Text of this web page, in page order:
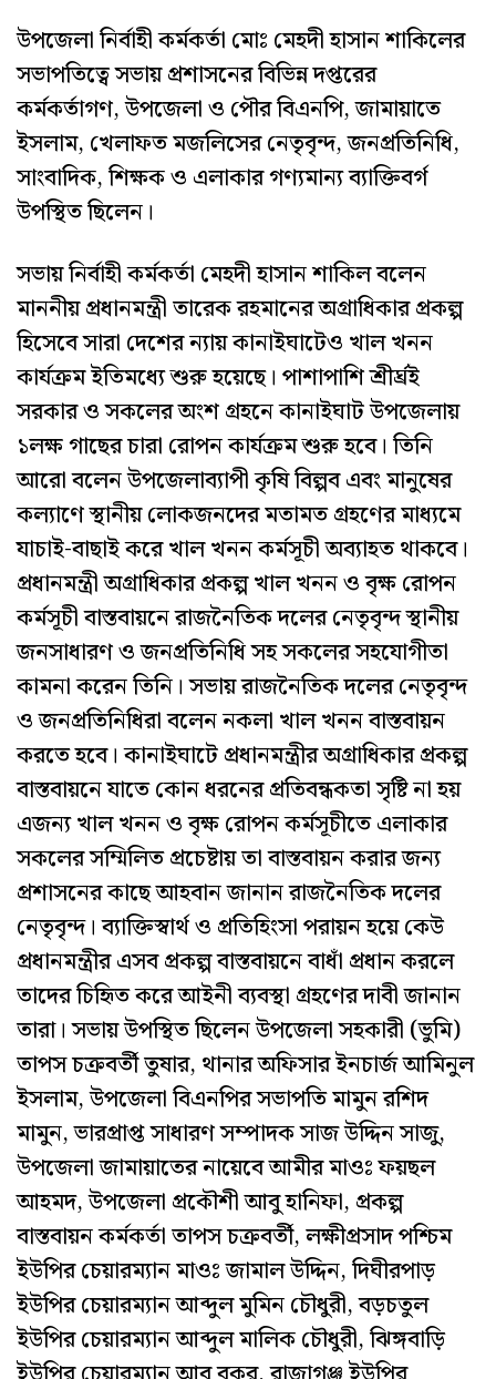
উপজেলা নির্বাহী কর্মকর্তা মোঃ মেহদী হাসান শাকিলের
সভাপতিত্বে সভায় প্রশাসনের বিভিন্ন দপ্তরের
কর্মকর্তাগণ, উপজেলা ও পৌর বিএনপি, জামায়াতে
ইসলাম, খেলাফত মজলিসের নেতৃবৃন্দ, জনপ্রতিনিধি,
সাংবাদিক, শিক্ষক ও এলাকার গণ্যমান্য ব্যাক্তিবর্গ
উপস্থিত ছিলেন।
সভায় নির্বাহী কর্মকর্তা মেহদী হাসান শাকিল বলেন
মাননীয় প্রধানমন্ত্রী তারেক রহমানের অগ্রাধিকার প্রকল্প
হিসেবে সারা দেশের ন্যায় কানাইঘাটেও খাল খনন
কার্যক্রম ইতিমধ্যে শুরু হয়েছে। পাশাপাশি শ্রীর্ঘ্রই
সরকার ও সকলের অংশ গ্রহনে কানাইঘাট উপজেলায়
১লক্ষ গাছের চারা রোপন কার্যক্রম শুরু হবে। তিনি
আরো বলেন উপজেলাব্যাপী কৃষি বিল্পব এবং মানুষের
কল্যাণে স্থানীয় লোকজনদের মতামত গ্রহণের মাধ্যমে
যাচাই-বাছাই করে খাল খনন কর্মসূচী অব্যাহত থাকবে।
প্রধানমন্ত্রী অগ্রাধিকার প্রকল্প খাল খনন ও বৃক্ষ রোপন
কর্মসূচী বাস্তবায়নে রাজনৈতিক দলের নেতৃবৃন্দ স্থানীয়
জনসাধারণ ও জনপ্রতিনিধি সহ সকলের সহযোগীতা
কামনা করেন তিনি। সভায় রাজনৈতিক দলের নেতৃবৃন্দ
ও জনপ্রতিনিধিরা বলেন নকলা খাল খনন বাস্তবায়ন
করতে হবে। কানাইঘাটে প্রধানমন্ত্রীর অগ্রাধিকার প্রকল্প
বাস্তবায়নে যাতে কোন ধরনের প্রতিবন্ধকতা সৃষ্টি না হয়
এজন্য খাল খনন ও বৃক্ষ রোপন কর্মসূচীতে এলাকার
সকলের সম্মিলিত প্রচেষ্টায় তা বাস্তবায়ন করার জন্য
প্রশাসনের কাছে আহবান জানান রাজনৈতিক দলের
নেতৃবৃন্দ। ব্যাক্তিস্বার্থ ও প্রতিহিংসা পরায়ন হয়ে কেউ
প্রধানমন্ত্রীর এসব প্রকল্প বাস্তবায়নে বাধাঁ প্রধান করলে
তাদের চিহিৃত করে আইনী ব্যবস্থা গ্রহণের দাবী জানান
তারা। সভায় উপস্থিত ছিলেন উপজেলা সহকারী (ভুমি)
তাপস চক্রবর্তী তুষার, থানার অফিসার ইনচার্জ আমিনুল
ইসলাম, উপজেলা বিএনপির সভাপতি মামুন রশিদ
মামুন, ভারপ্রাপ্ত সাধারণ সম্পাদক সাজ উদ্দিন সাজু,
উপজেলা জামায়াতের নায়েবে আমীর মাওঃ ফয়ছল
আহমদ, উপজেলা প্রকৌশী আবু হানিফা, প্রকল্প
বাস্তবায়ন কর্মকর্তা তাপস চক্রবর্তী, লক্ষীপ্রসাদ পশ্চিম
ইউপির চেয়ারম্যান মাওঃ জামাল উদ্দিন, দিঘীরপাড়
ইউপির চেয়ারম্যান আব্দুল মুমিন চৌধুরী, বড়চতুল
ইউপির চেয়ারম্যান আব্দুল মালিক চৌধুরী, ঝিঙ্গবাড়ি